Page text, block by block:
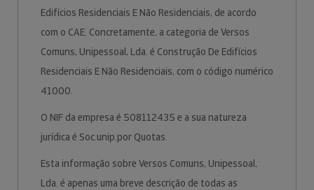
Edifícios Residenciais E Não Residenciais, de acordo
com o CAE. Concretamente, a categoria de Versos
Comuns, Unipessoal, Lda. é Construção De Edifícios
Residenciais E Não Residenciais, com o código numérico
41000.
O NIF da empresa é 508112435 e a sua natureza
jurídica é Soc.unip.por Quotas.
Esta informação sobre Versos Comuns, Unipessoal,
Lda. é apenas uma breve descrição de todas as